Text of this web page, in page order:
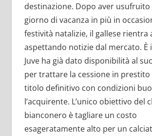
destinazione. Dopo aver
giorno di vacanza in più in
festività natalizie, il gallese rientra
aspettando notizie dal mercato. È
Juve ha già dato disponibilità al
per trattare la cessione in prestito
titolo definitivo con condizioni
l’acquirente. L’unico obiettivo del
bianconero è tagliare un costo
esageratamente alto per un